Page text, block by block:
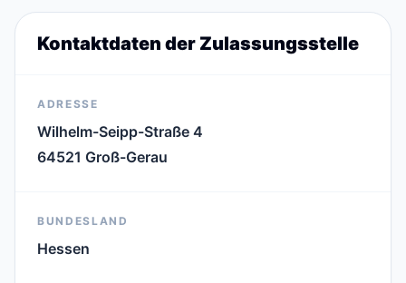
Kontaktdaten der Zulassungsstelle
ADRESSE
Wilhelm-Seipp-Straße 4
64521 Groß-Gerau
BUNDESLAND
Hessen